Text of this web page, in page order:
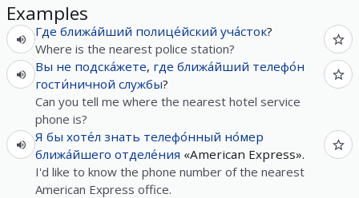
Examples
Где ближа́йший полице́йский уча́сток?
Where is the nearest police station?
Вы не подска́жете, где ближа́йший телефо́н
гости́ничной службы?
Can you tell me where the nearest hotel service
phone is?
Я бы хоте́л знать телефо́нный но́мер
ближа́йшего отделе́ния «American Express».
I'd like to know the phone number of the nearest
American Express office.